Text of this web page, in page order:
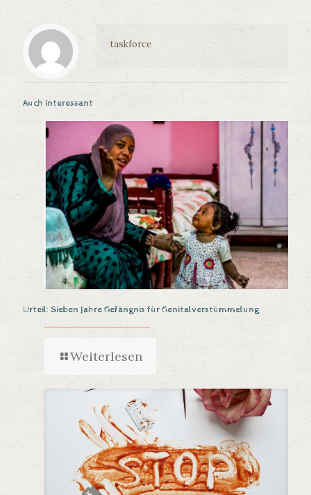
taskforce
Auch interessant
Urteil: Sieben Jahre Gefängnis für Genitalverstümmelung
Weiterlesen